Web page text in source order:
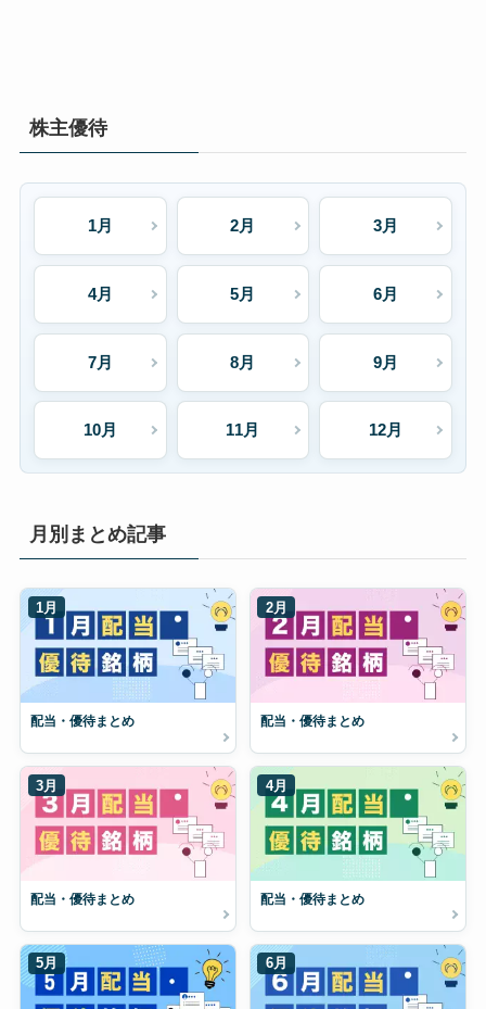
株主優待
1月 2月 3月
4月 5月 6月
7月 8月 9月
10月 11月 12月
月別まとめ記事
1月
配当・優待まとめ
2月
配当・優待まとめ
3月
配当・優待まとめ
4月
配当・優待まとめ
5月 6月